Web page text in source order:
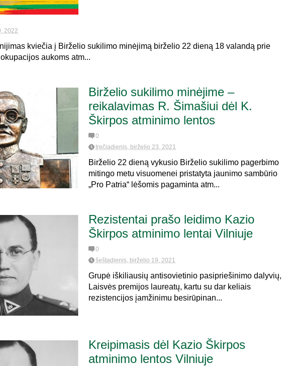
2022
kviečia į Birželio sukilimo minėjimą birželio 22 dieną 18 valandą prie
aukoms atm...
Birželio sukilimo minėjime –
reikalavimas R. Šimašiui dėl K.
Škirpos atminimo lentos
0
trečiadienis, birželio 23, 2021
Birželio 22 dieną vykusio Birželio sukilimo pagerbimo
mitingo metu visuomenei pristatyta jaunimo sambūrio
„Pro Patria“ lėšomis pagaminta atm...
Rezistentai prašo leidimo Kazio
Škirpos atminimo lentai Vilniuje
0
šeštadienis, birželio 19, 2021
Grupė iškiliausių antisovietinio pasipriešinimo dalyvių,
Laisvės premijos laureatų, kartu su dar keliais
rezistencijos įamžinimu besirūpinan...
Kreipimasis dėl Kazio Škirpos
atminimo lentos Vilniuje